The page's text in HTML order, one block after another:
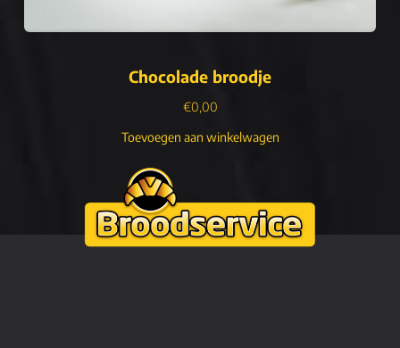
Chocolade broodje
€0,00
Toevoegen aan winkelwagen